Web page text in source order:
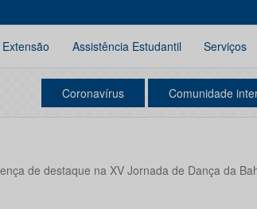
Extensão Assistência Estudantil Serviços
Coronavírus Comunidade
de destaque na XV Jornada de Dança da